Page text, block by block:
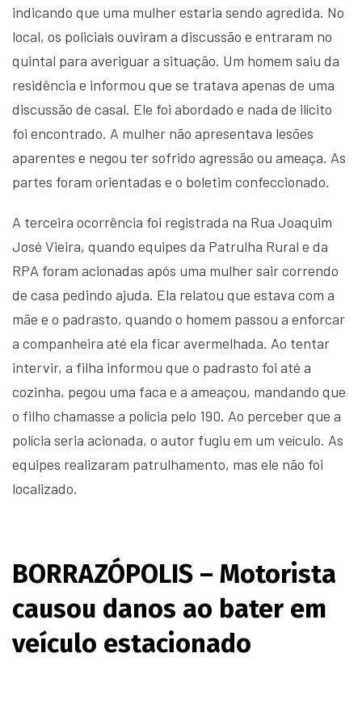
indicando que uma mulher estaria sendo agredida. No
local, os policiais ouviram a discussão e entraram no
quintal para averiguar a situação. Um homem saiu da
residência e informou que se tratava apenas de uma
discussão de casal. Ele foi abordado e nada de ilícito
foi encontrado. A mulher não apresentava lesões
aparentes e negou ter sofrido agressão ou ameaça. As
partes foram orientadas e o boletim confeccionado.
A terceira ocorrência foi registrada na Rua Joaquim
José Vieira, quando equipes da Patrulha Rural e da
RPA foram acionadas após uma mulher sair correndo
de casa pedindo ajuda. Ela relatou que estava com a
mãe e o padrasto, quando o homem passou a enforcar
a companheira até ela ficar avermelhada. Ao tentar
intervir, a filha informou que o padrasto foi até a
cozinha, pegou uma faca e a ameaçou, mandando que
o filho chamasse a polícia pelo 190. Ao perceber que a
polícia seria acionada, o autor fugiu em um veículo. As
equipes realizaram patrulhamento, mas ele não foi
localizado.
BORRAZÓPOLIS – Motorista
causou danos ao bater em
veículo estacionado